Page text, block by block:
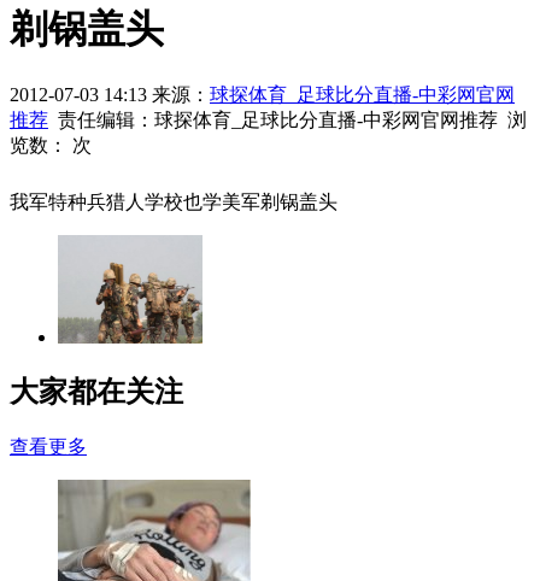
剃锅盖头
2012-07-03 14:13 来源： 球探体育_足球比分直播-中彩网官网
推荐 责任编辑：球探体育_足球比分直播-中彩网官网推荐 浏
览数：
次
我军特种兵猎人学校也学美军剃锅盖头
大家都在关注
查看更多